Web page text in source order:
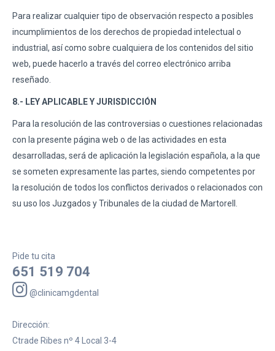
Para realizar cualquier tipo de observación respecto a posibles
incumplimientos de los derechos de propiedad intelectual o
industrial, así como sobre cualquiera de los contenidos del sitio
web, puede hacerlo a través del correo electrónico arriba
reseñado.
8.- LEY APLICABLE Y JURISDICCIÓN
Para la resolución de las controversias o cuestiones relacionadas
con la presente página web o de las actividades en esta
desarrolladas, será de aplicación la legislación española, a la que
se someten expresamente las partes, siendo competentes por
la resolución de todos los conflictos derivados o relacionados con
su uso los Juzgados y Tribunales de la ciudad de Martorell.
Pide tu cita
651 519 704
@clinicamgdental
Dirección:
Ctrade Ribes nº 4 Local 3-4